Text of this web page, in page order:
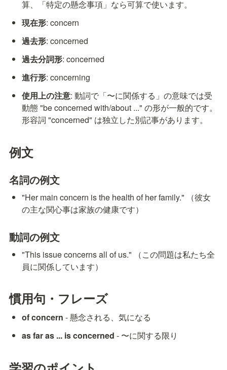
算、「特定の懸念事項」なら可算で使います。
現在形: concern
過去形: concerned
過去分詞形: concerned
進行形: concerning
使用上の注意: 動詞で「〜に関係する」の意味では受
動態 "be concerned with/about ..." の形が一般的です。
形容詞 "concerned" は独立した別記事があります。
例文
名詞の例文
"Her main concern is the health of her family." （彼女
の主な関心事は家族の健康です）
動詞の例文
"This issue concerns all of us." （この問題は私たち全
員に関係しています）
慣用句・フレーズ
of concern - 懸念される、気になる
as far as ... is concerned - 〜に関する限り